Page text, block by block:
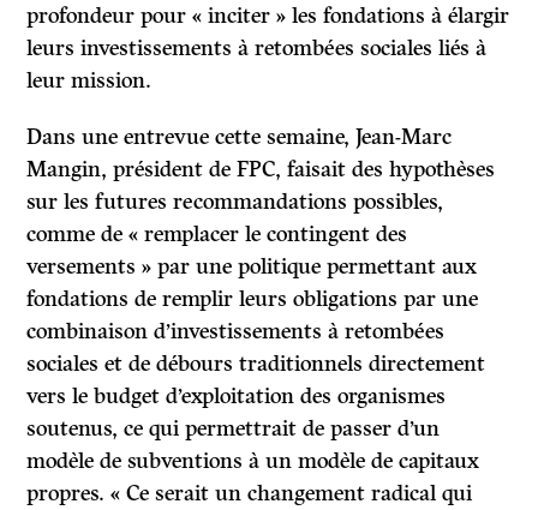
profondeur pour « inciter » les fondations à élargir
leurs investissements à retombées sociales liés à
leur mission.
Dans une entrevue cette semaine, Jean-Marc
Mangin, président de FPC, faisait des hypothèses
sur les futures recommandations possibles,
comme de « remplacer le contingent des
versements » par une politique permettant aux
fondations de remplir leurs obligations par une
combinaison d’investissements à retombées
sociales et de débours traditionnels directement
vers le budget d’exploitation des organismes
soutenus, ce qui permettrait de passer d’un
modèle de subventions à un modèle de capitaux
propres. « Ce serait un changement radical qui